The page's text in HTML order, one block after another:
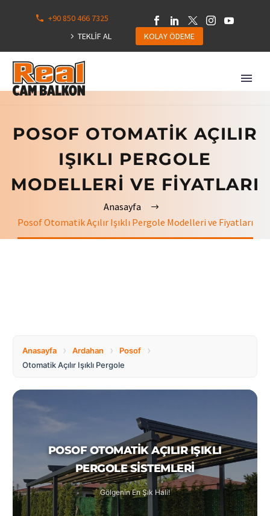
+90 850 466 7325
TEKLİF AL
KOLAY ÖDEME
POSOF OTOMATIK AÇILIR
IŞIKLI PERGOLE
MODELLERI VE FIYATLARI
Anasayfa
Posof Otomatik Açılır Işıklı Pergole Modelleri ve Fiyatları
Anasayfa › Ardahan › Posof ›
Otomatik Açılır Işıklı Pergole
POSOF OTOMATIK AÇILIR IŞIKLI
PERGOLE SISTEMLERI
Gölgenin En Şık Hali!
113
Hepsini
Göster
Bulgaria
Canada
Czech
Republic
Netherlands
Romania
Switzerland
Turkey